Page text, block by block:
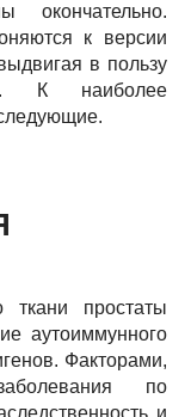
окончательно.
к версии
в пользу
К наиболее
ткани простаты
аутоиммунного
Факторами,
по
и